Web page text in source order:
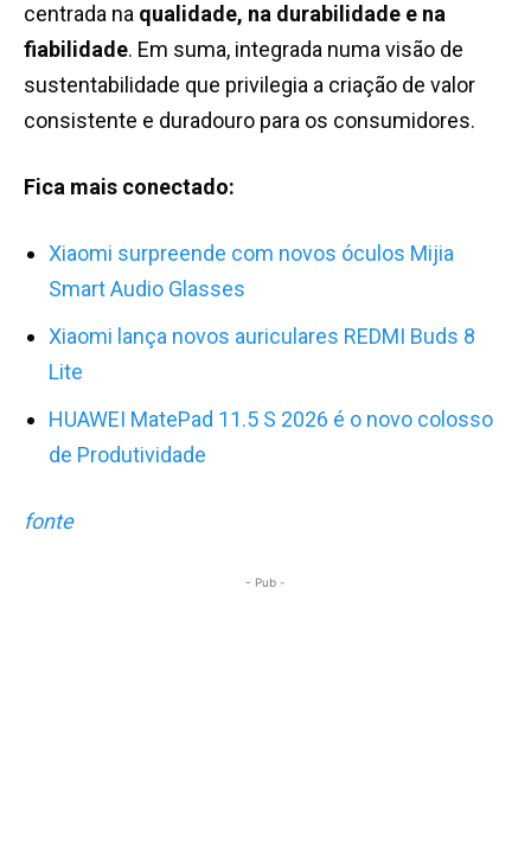
centrada na qualidade, na durabilidade e na
fiabilidade. Em suma, integrada numa visão de
sustentabilidade que privilegia a criação de valor
consistente e duradouro para os consumidores.
Fica mais conectado:
Xiaomi surpreende com novos óculos Mijia
Smart Audio Glasses
Xiaomi lança novos auriculares REDMI Buds 8
Lite
HUAWEI MatePad 11.5 S 2026 é o novo colosso
de Produtividade
fonte
- Pub -